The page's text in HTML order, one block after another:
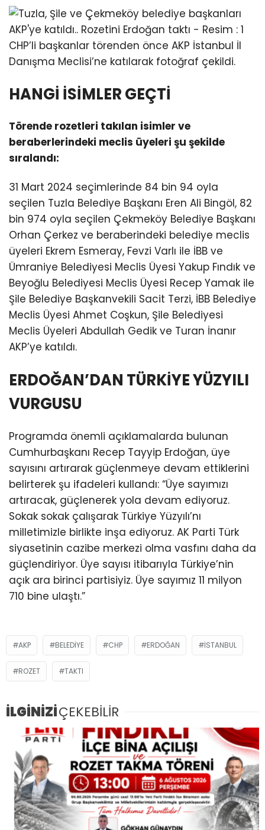
CHP’li başkanlar törenden önce AKP İstanbul İl
Danışma Meclisi’ne katılarak fotoğraf çekildi.
HANGİ İSİMLER GEÇTİ
Törende rozetleri takılan isimler ve
beraberlerindeki meclis üyeleri şu şekilde
sıralandı:
31 Mart 2024 seçimlerinde 84 bin 94 oyla
seçilen Tuzla Belediye Başkanı Eren Ali Bingöl, 82
bin 974 oyla seçilen Çekmeköy Belediye Başkanı
Orhan Çerkez ve beraberindeki belediye meclis
üyeleri Ekrem Esmeray, Fevzi Varlı ile İBB ve
Ümraniye Belediyesi Meclis Üyesi Yakup Fındık ve
Beyoğlu Belediyesi Meclis Üyesi Recep Yamak ile
Şile Belediye Başkanvekili Sacit Terzi, İBB Belediye
Meclis Üyesi Ahmet Coşkun, Şile Belediyesi
Meclis Üyeleri Abdullah Gedik ve Turan İnanır
AKP’ye katıldı.
ERDOĞAN’DAN TÜRKİYE YÜZYILI
VURGUSU
Programda önemli açıklamalarda bulunan
Cumhurbaşkanı Recep Tayyip Erdoğan, üye
sayısını artırarak güçlenmeye devam ettiklerini
belirterek şu ifadeleri kullandı: “Üye sayımızı
artıracak, güçlenerek yola devam ediyoruz.
Sokak sokak çalışarak Türkiye Yüzyılı’nı
milletimizle birlikte inşa ediyoruz. AK Parti Türk
siyasetinin cazibe merkezi olma vasfını daha da
güçlendiriyor. Üye sayısı itibarıyla Türkiye’nin
açık ara birinci partisiyiz. Üye sayımız 11 milyon
710 bine ulaştı.”
AKP BELEDIYE CHP ERDOĞAN ISTANBUL
ROZET TAKTI
İLGİNİZİÇEKEBİLİR